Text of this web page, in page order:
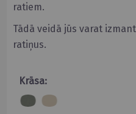
ratiem.
Tādā veidā jūs varat
ratiņus.
Krāsa: